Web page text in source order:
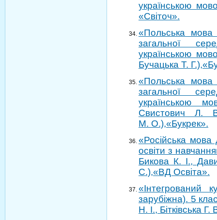
українською
«Світоч».
«Польська мова
загальної
українською
Бучацька Т.
«Польська мова
загальної
українською
Свистович Л.
М. О.),«Букрек».
«Російська мова
освіти з
Бикова К. І.,
С.),«ВД Освіта».
«Інтегрований
зарубіжна). 5
Н. І., Бітківська